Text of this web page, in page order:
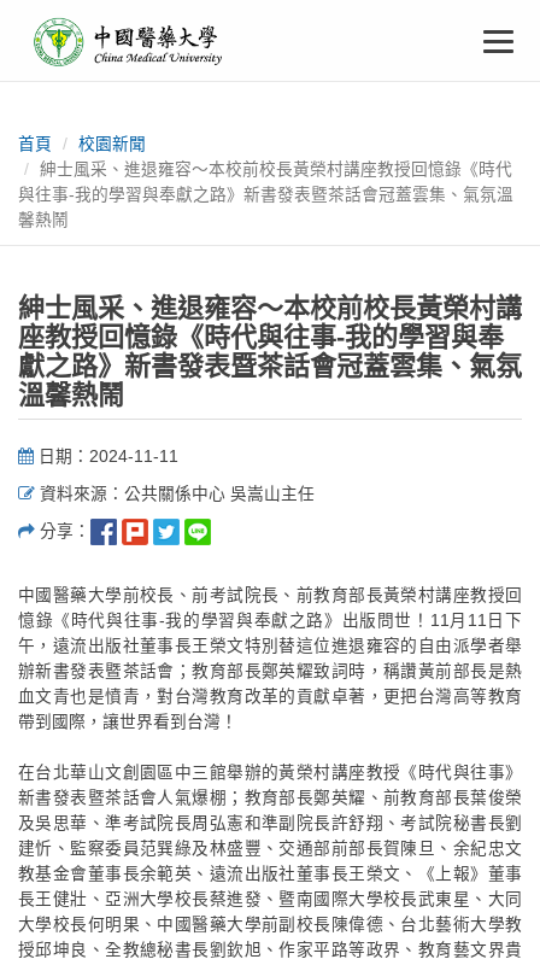
要
中
國
醫
藥
大
學
首頁
校園新聞
紳士風采、進退雍容～本校前校長黃榮村講座教授回憶錄《時代
與往事-我的學習與奉獻之路》新書發表暨茶話會冠蓋雲集、氣氛溫
馨熱鬧
紳士風采、進退雍容～本校前校長黃榮村講
座教授回憶錄《時代與往事-我的學習與奉
獻之路》新書發表暨茶話會冠蓋雲集、氣氛
溫馨熱鬧
日期：2024-11-11
資料來源：公共關係中心 吳嵩山主任
分享：
中國醫藥大學前校長、前考試院長、前教育部長黃榮村講座教授回
憶錄《時代與往事-我的學習與奉獻之路》出版問世！11月11日下
午，遠流出版社董事長王榮文特別替這位進退雍容的自由派學者舉
辦新書發表暨茶話會；教育部長鄭英耀致詞時，稱讚黃前部長是熱
血文青也是憤青，對台灣教育改革的貢獻卓著，更把台灣高等教育
帶到國際，讓世界看到台灣！
在台北華山文創園區中三館舉辦的黃榮村講座教授《時代與往事》
新書發表暨茶話會人氣爆棚；教育部長鄭英耀、前教育部長葉俊榮
及吳思華、準考試院長周弘憲和準副院長許舒翔、考試院秘書長劉
建忻、監察委員范巽綠及林盛豐、交通部前部長賀陳旦、余紀忠文
教基金會董事長余範英、遠流出版社董事長王榮文、《上報》董事
長王健壯、亞洲大學校長蔡進發、暨南國際大學校長武東星、大同
大學校長何明果、中國醫藥大學前副校長陳偉德、台北藝術大學教
授邱坤良、全教總秘書長劉欽旭、作家平路等政界、教育藝文界貴